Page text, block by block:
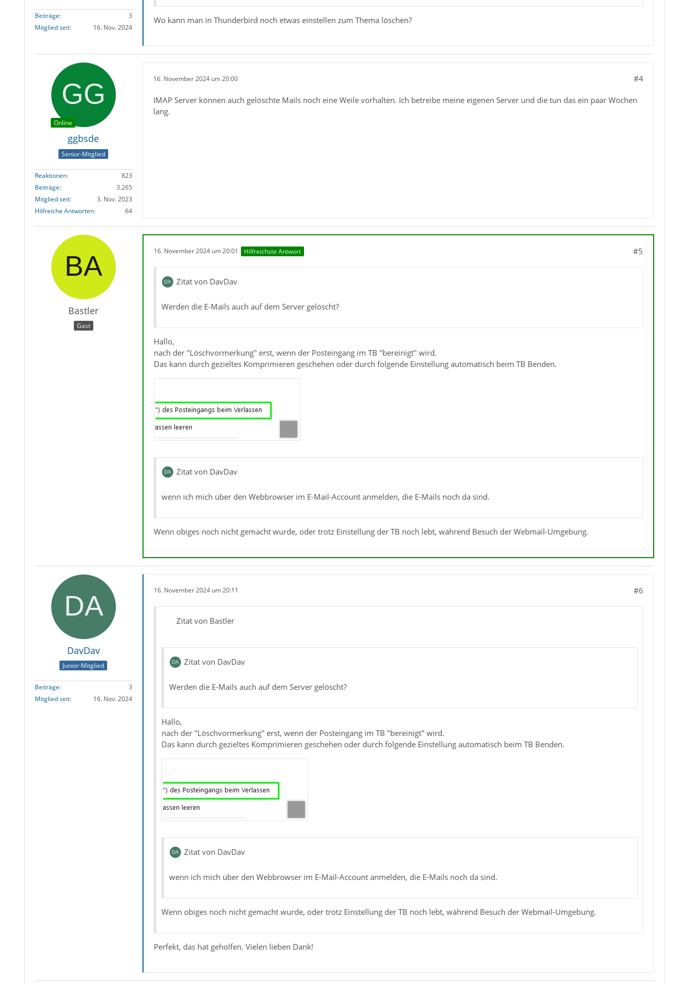
Beiträge
3
Mitglied seit
16. Nov. 2024
Wo kann man in Thunderbird noch etwas einstellen zum Thema löschen?
Online
ggbsde
Senior-Mitglied
Reaktionen
823
Beiträge
3.265
Mitglied seit
3. Nov. 2023
Hilfreiche Antworten
64
16. November 2024 um 20:00 #4
IMAP Server können auch gelöschte Mails noch eine Weile vorhalten. Ich betreibe meine eigenen Server und die tun das ein paar Wochen
lang.
Bastler
Gast
16. November 2024 um 20:01 Hilfreichste Antwort #5
Zitat von DavDav
Werden die E-Mails auch auf dem Server gelöscht?
Hallo,
nach der "Löschvormerkung" erst, wenn der Posteingang im TB "bereinigt" wird.
Das kann durch gezieltes Komprimieren geschehen oder durch folgende Einstellung automatisch beim TB Benden.
Zitat von DavDav
wenn ich mich über den Webbrowser im E-Mail-Account anmelden, die E-Mails noch da sind.
Wenn obiges noch nicht gemacht wurde, oder trotz Einstellung der TB noch lebt, während Besuch der Webmail-Umgebung.
DavDav
Junior-Mitglied
Beiträge
3
Mitglied seit
16. Nov. 2024
16. November 2024 um 20:11 #6
Zitat von Bastler
Zitat von DavDav
Werden die E-Mails auch auf dem Server gelöscht?
Hallo,
nach der "Löschvormerkung" erst, wenn der Posteingang im TB "bereinigt" wird.
Das kann durch gezieltes Komprimieren geschehen oder durch folgende Einstellung automatisch beim TB Benden.
Zitat von DavDav
wenn ich mich über den Webbrowser im E-Mail-Account anmelden, die E-Mails noch da sind.
Wenn obiges noch nicht gemacht wurde, oder trotz Einstellung der TB noch lebt, während Besuch der Webmail-Umgebung.
Perfekt, das hat geholfen. Vielen lieben Dank!